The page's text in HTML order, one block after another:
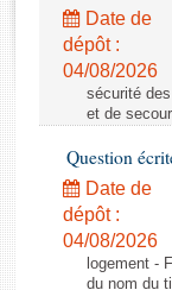
Rapports
Rapports sur
Baromètre de
Dossiers
Budget et
Questions
Comptes
Date de
dépôt :
04/08/2026
sécurité
et de
Question
Date de
dépôt :
04/08/2026
logement -
du nom du